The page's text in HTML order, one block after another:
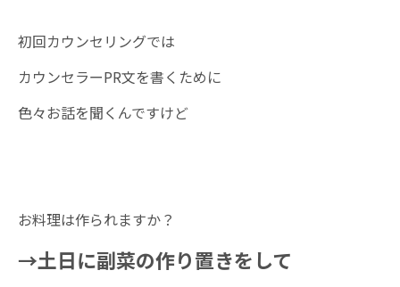
初回カウンセリングでは
カウンセラーPR文を書くために
色々お話を聞くんですけど
お料理は作られますか？
→土日に副菜の作り置きをして